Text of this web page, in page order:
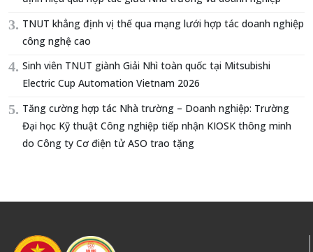
TNUT khẳng định vị thế qua mạng lưới hợp tác doanh nghiệp
công nghệ cao
Sinh viên TNUT giành Giải Nhì toàn quốc tại Mitsubishi
Electric Cup Automation Vietnam 2026
Tăng cường hợp tác Nhà trường – Doanh nghiệp: Trường
Đại học Kỹ thuật Công nghiệp tiếp nhận KIOSK thông minh
do Công ty Cơ điện tử ASO trao tặng